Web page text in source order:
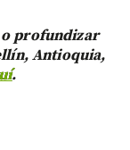
profundizar
Antioquia,
.